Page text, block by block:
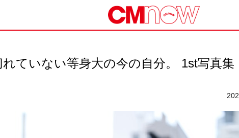
ていない等身大の今の自分。 1st写真集